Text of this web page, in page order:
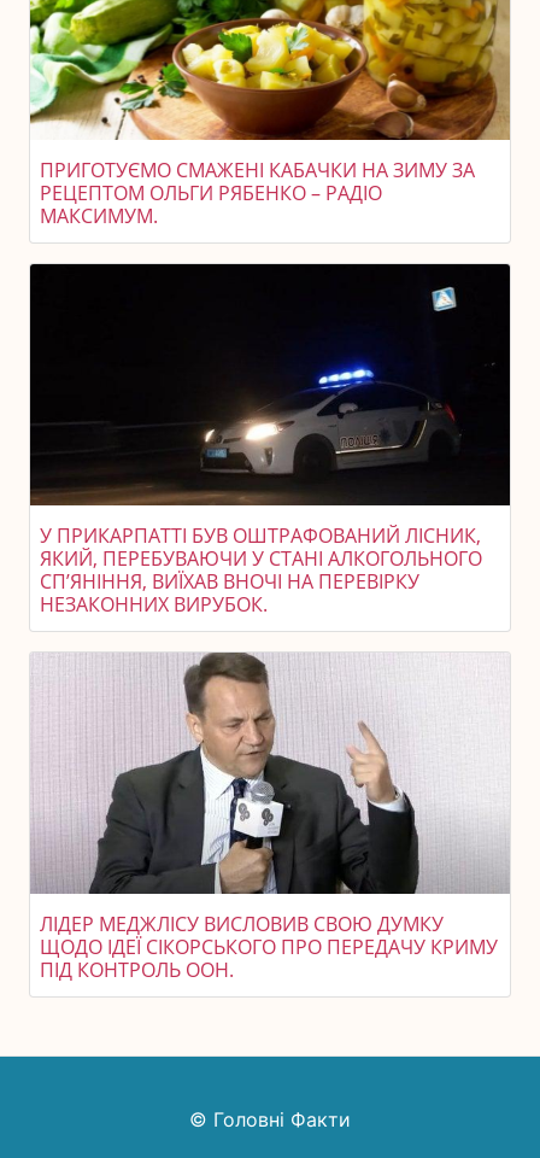
ПРИГОТУЄМО СМАЖЕНІ КАБАЧКИ НА ЗИМУ ЗА
РЕЦЕПТОМ ОЛЬГИ РЯБЕНКО – РАДІО
МАКСИМУМ.
У ПРИКАРПАТТІ БУВ ОШТРАФОВАНИЙ ЛІСНИК,
ЯКИЙ, ПЕРЕБУВАЮЧИ У СТАНІ АЛКОГОЛЬНОГО
СП’ЯНІННЯ, ВИЇХАВ ВНОЧІ НА ПЕРЕВІРКУ
НЕЗАКОННИХ ВИРУБОК.
ЛІДЕР МЕДЖЛІСУ ВИСЛОВИВ СВОЮ ДУМКУ
ЩОДО ІДЕЇ СІКОРСЬКОГО ПРО ПЕРЕДАЧУ КРИМУ
ПІД КОНТРОЛЬ ООН.
© Головні Факти